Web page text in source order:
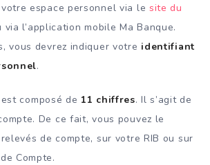
espace personnel via le site du
via l’application mobile Ma Banque.
vous devrez indiquer votre identifiant
.
est composé de 11 chiffres. Il s’agit de
De ce fait, vous pouvez le
de compte, sur votre RIB ou sur
Compte.